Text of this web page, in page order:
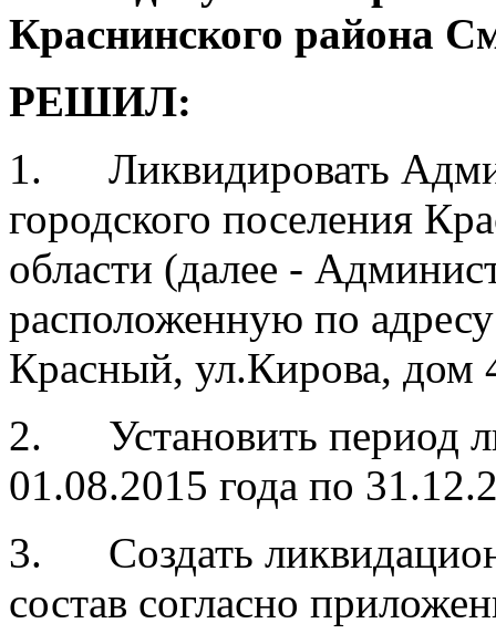
Краснинского района
РЕШИЛ:
1. Ликвидировать
городского поселения
области (далее -
расположенную по
Красный, ул.Кирова, дом
2. Установить период
01.08.2015 года по
3. Создать
состав согласно